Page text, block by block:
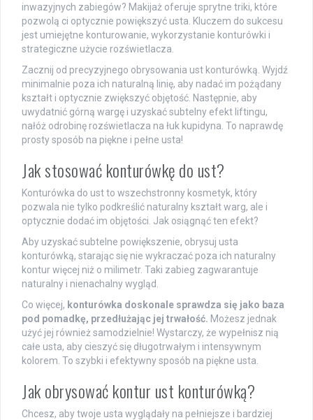
inwazyjnych zabiegów? Makijaż oferuje sprytne triki, które
pozwolą ci optycznie powiększyć usta. Kluczem do sukcesu
jest umiejętne konturowanie, wykorzystanie konturówki i
strategiczne użycie rozświetlacza.
Zacznij od precyzyjnego obrysowania ust konturówką. Wyjdź
minimalnie poza ich naturalną linię, aby nadać im pożądany
kształt i optycznie zwiększyć objętość. Następnie, aby
uwydatnić górną wargę i uzyskać subtelny efekt liftingu,
nałóż odrobinę rozświetlacza na łuk kupidyna. To naprawdę
prosty sposób na piękne i pełne usta!
Jak stosować konturówkę do ust?
Konturówka do ust to wszechstronny kosmetyk, który
pozwala nie tylko podkreślić naturalny kształt warg, ale i
optycznie dodać im objętości. Jak osiągnąć ten efekt?
Aby uzyskać subtelne powiększenie, obrysuj usta
konturówką, starając się nie wykraczać poza ich naturalny
kontur więcej niż o milimetr. Taki zabieg zagwarantuje
naturalny i nienachalny wygląd.
Co więcej, konturówka doskonale sprawdza się jako baza
pod pomadkę, przedłużając jej trwałość. Możesz jednak
użyć jej również samodzielnie! Wystarczy, że wypełnisz nią
całe usta, aby cieszyć się długotrwałym i intensywnym
kolorem. To szybki i efektywny sposób na piękne usta.
Jak obrysować kontur ust konturówką?
Chcesz, aby twoje usta wyglądały na pełniejsze i bardziej